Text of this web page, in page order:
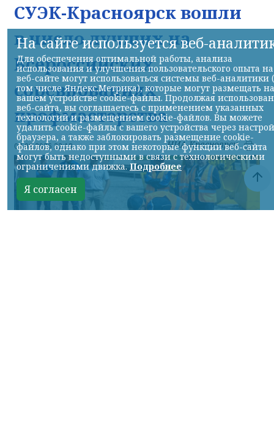
СУЭК-Красноярск вошли
в число лучших на
Всероссийских
соревнованиях
профмастерства
07.08.2026 22:13 НИА-Красноярск
На сайте используется веб-
Для обеспечения оптимальной работы, анализа
использования и улучшения пользовательского опыта на
веб-сайте могут использоваться системы веб-аналитики
том числе Яндекс.Метрика), которые могут размещать на
вашем устройстве cookie-файлы. Продолжая
веб-сайта, вы соглашаетесь с применением указанных
технологий и размещением cookie-файлов. Вы можете
удалить cookie-файлы с вашего устройства через
браузера, а также заблокировать размещение cookie-
файлов, однако при этом некоторые функции веб-сайта
могут быть недоступными в связи с технологическими
ограничениями движка.Подробнее
Я согласен